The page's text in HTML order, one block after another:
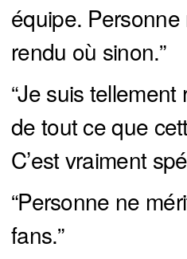
équipe.
rendu où sinon.”
“Je suis
de tout ce que
C’est vraiment
“Personne ne
fans.”